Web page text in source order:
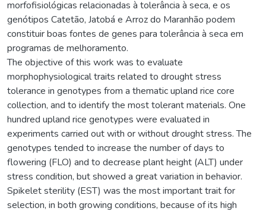
morfofisiológicas relacionadas à tolerância à seca, e os
genótipos Catetão, Jatobá e Arroz do Maranhão podem
constituir boas fontes de genes para tolerância à seca em
programas de melhoramento.
The objective of this work was to evaluate
morphophysiological traits related to drought stress
tolerance in genotypes from a thematic upland rice core
collection, and to identify the most tolerant materials. One
hundred upland rice genotypes were evaluated in
experiments carried out with or without drought stress. The
genotypes tended to increase the number of days to
flowering (FLO) and to decrease plant height (ALT) under
stress condition, but showed a great variation in behavior.
Spikelet sterility (EST) was the most important trait for
selection, in both growing conditions, because of its high